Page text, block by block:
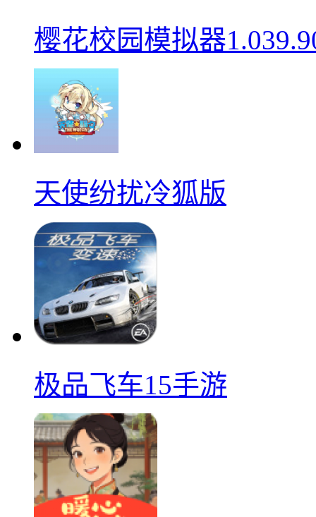
樱花校园模拟器
天使纷扰冷狐版
极品飞车15手游